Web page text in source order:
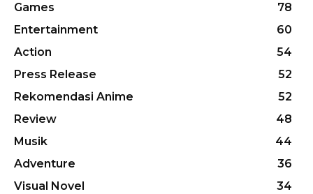
Games
78
Entertainment
60
Action
54
Press Release
52
Rekomendasi Anime
52
Review
48
Musik
44
Adventure
36
Visual Novel
34